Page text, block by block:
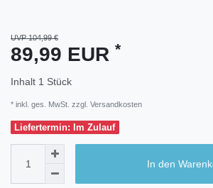
UVP 104,99 €
89,99 EUR *
Inhalt 1 Stück
* inkl. ges. MwSt. zzgl. Versandkosten
Liefertermin: Im Zulauf
In den